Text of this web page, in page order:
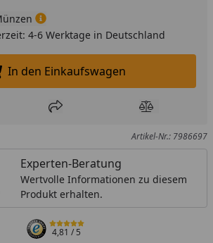
4-6 Werktage in Deutschland
In den Einkaufswagen legen
In den Einkaufswagen
zur Wunschliste hinzufügen
Teilen Produkt
Artikel-Nr.: 7986697
Experten-Beratung
Wertvolle Informationen zu diesem
Produkt erhalten.
4,81/ 5